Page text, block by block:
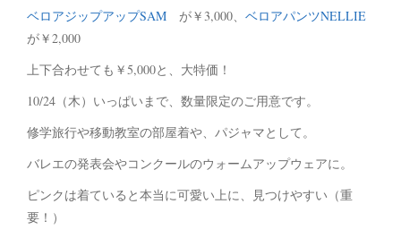
ベロアジップアップSAM が￥3,000、 ベロアパンツNELLIE
が￥2,000
上下合わせても￥5,000と、大特価！
10/24（木）いっぱいまで、数量限定のご用意です。
修学旅行や移動教室の部屋着や、パジャマとして。
バレエの発表会やコンクールのウォームアップウェアに。
ピンクは着ていると本当に可愛い上に、見つけやすい（重
要！）